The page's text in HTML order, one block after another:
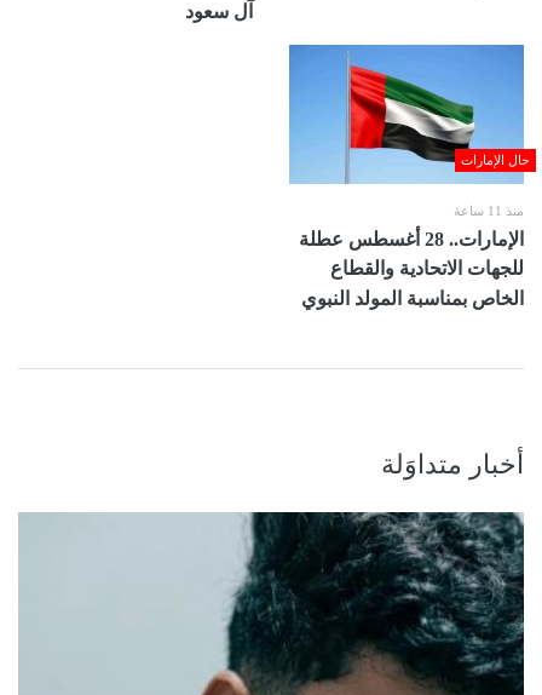
آل سعود
حال الإمارات
منذ 11 ساعة
الإمارات.. 28 أغسطس عطلة
للجهات الاتحادية والقطاع
الخاص بمناسبة المولد النبوي
أخبار متداوَلة